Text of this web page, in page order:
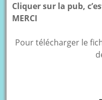
Cliquer sur la pub,
MERCI
Pour télécharger le